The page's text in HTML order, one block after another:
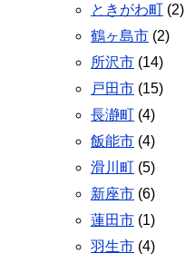
ときがわ町 (2)
鶴ヶ島市 (2)
所沢市 (14)
戸田市 (15)
長瀞町 (4)
飯能市 (4)
滑川町 (5)
新座市 (6)
蓮田市 (1)
羽生市 (4)